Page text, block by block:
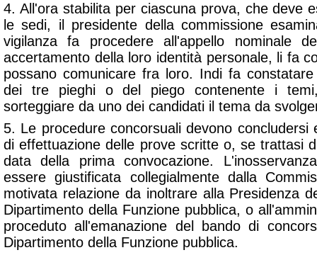
4. All'ora stabilita per ciascuna prova, che deve
le sedi, il presidente della commissione
vigilanza fa procedere all'appello nominale
accertamento della loro identità personale, li fa
possano comunicare fra loro. Indi fa
dei tre pieghi o del piego contenente i
sorteggiare da uno dei candidati il tema da
5. Le procedure concorsuali devono concludersi
di effettuazione delle prove scritte o, se trattasi
data della prima convocazione.
essere giustificata collegialmente dalla
motivata relazione da inoltrare alla Presidenza
Dipartimento della Funzione pubblica, o
proceduto all'emanazione del bando di
Dipartimento della Funzione pubblica.